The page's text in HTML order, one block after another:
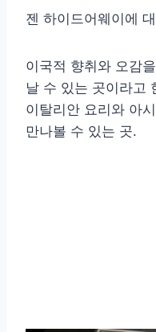
젠 하이드어웨이에
이국적 향취와 오감
날 수 있는 곳이라고
이탈리안 요리와 아
만나볼 수 있는 곳.